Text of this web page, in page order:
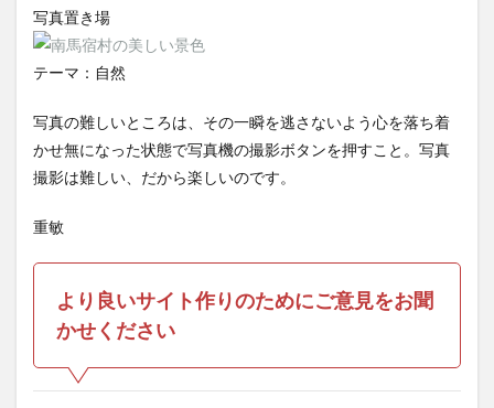
写真置き場
テーマ：自然
写真の難しいところは、その一瞬を逃さないよう心を落ち着
かせ無になった状態で写真機の撮影ボタンを押すこと。写真
撮影は難しい、だから楽しいのです。
重敏
より良いサイト作りのためにご意見をお聞
かせください